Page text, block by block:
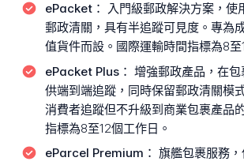
ePacket：
入門級郵政解決方案，使
郵政清關，具有半追蹤可見度。專為
值貨件而設。國際運輸時間指標為8至
ePacket Plus： 增強郵政產品，在
供端到端追蹤，同時保留郵政清關模
消費者追蹤但不升級到商業包裹產品
指標為8至12個工作日。
eParcel Premium： 旗艦包裹服務，